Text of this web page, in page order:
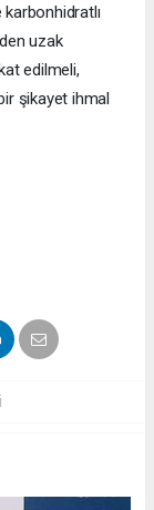
uzak
edilmeli,
şikayet ihmal